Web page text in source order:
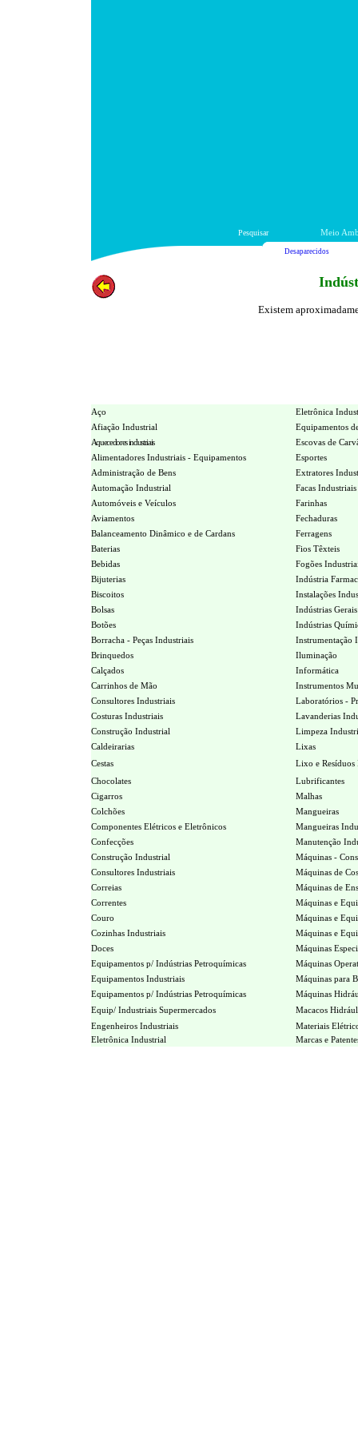
Pesquisar Meio
Desaparecidos
Existem
Aço
Eletrônica
Afiação Industrial
Equipamentos
Aquecedores industriais
Escovas de
Alimentadores Industriais - Equipamentos
Esportes
Administração de Bens
Extratores
Automação Industrial
Facas Industriais
Automóveis e Veículos
Farinhas
Aviamentos
Fechaduras
Balanceamento Dinâmico e de Cardans
Ferragens
Baterias
Fios Têxteis
Bebidas
Fogões
Bijuterias
Indústria
Biscoitos
Instalações
Bolsas
Indústrias Gerais
Botões
Indústrias
Borracha - Peças Industriais
Instrumentação
Brinquedos
Iluminação
Calçados
Informática
Carrinhos de Mão
Instrumentos
Consultores Industriais
Laboratórios -
Costuras Industriais
Lavanderias
Construção Industrial
Limpeza
Caldeirarias
Lixas
Cestas
Lixo e Resíduos
Chocolates
Lubrificantes
Cigarros
Malhas
Colchões
Mangueiras
Componentes Elétricos e Eletrônicos
Mangueiras
Confecções
Manutenção
Construção Industrial
Máquinas -
Consultores Industriais
Máquinas de
Correias
Máquinas de
Correntes
Máquinas e
Couro
Máquinas e
Cozinhas Industriais
Máquinas e
Doces
Máquinas
Equipamentos p/ Indústrias Petroquímicas
Máquinas
Equipamentos Industriais
Máquinas para
Equipamentos p/ Indústrias Petroquímicas
Máquinas
Equip/ Industriais Supermercados
Macacos
Engenheiros Industriais
Materiais
Eletrônica Industrial
Marcas e